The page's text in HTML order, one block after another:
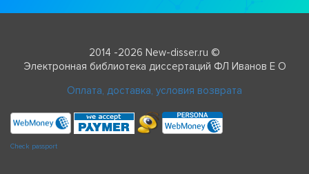
2014 -2026 New-disser.ru ©
Электронная библиотека диссертаций ФЛ Иванов Е О
Оплата, доставка, условия возврата
Check passport